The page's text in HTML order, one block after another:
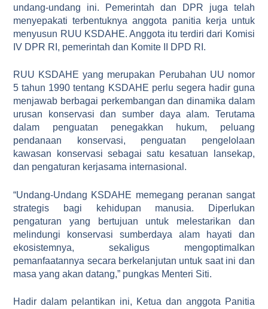
undang-undang ini. Pemerintah dan DPR juga telah
menyepakati terbentuknya anggota panitia kerja untuk
menyusun RUU KSDAHE. Anggota itu terdiri dari Komisi
IV DPR RI, pemerintah dan Komite II DPD RI.
RUU KSDAHE yang merupakan Perubahan UU nomor
5 tahun 1990 tentang KSDAHE perlu segera hadir guna
menjawab berbagai perkembangan dan dinamika dalam
urusan konservasi dan sumber daya alam. Terutama
dalam penguatan penegakkan hukum, peluang
pendanaan konservasi, penguatan pengelolaan
kawasan konservasi sebagai satu kesatuan lansekap,
dan pengaturan kerjasama internasional.
“Undang-Undang KSDAHE memegang peranan sangat
strategis bagi kehidupan manusia. Diperlukan
pengaturan yang bertujuan untuk melestarikan dan
melindungi konservasi sumberdaya alam hayati dan
ekosistemnya, sekaligus mengoptimalkan
pemanfaatannya secara berkelanjutan untuk saat ini dan
masa yang akan datang,” pungkas Menteri Siti.
Hadir dalam pelantikan ini, Ketua dan anggota Panitia